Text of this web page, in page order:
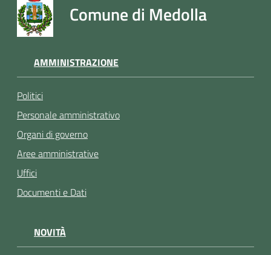
Comune di Medolla
AMMINISTRAZIONE
Politici
Personale amministrativo
Organi di governo
Aree amministrative
Uffici
Documenti e Dati
NOVITÀ